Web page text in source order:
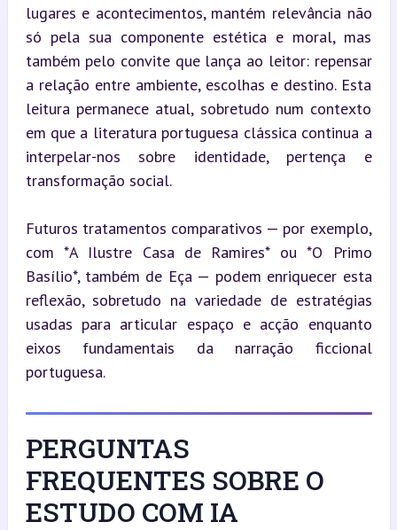
lugares e acontecimentos, mantém relevância não
só pela sua componente estética e moral, mas
também pelo convite que lança ao leitor: repensar
a relação entre ambiente, escolhas e destino. Esta
leitura permanece atual, sobretudo num contexto
em que a literatura portuguesa clássica continua a
interpelar-nos sobre identidade, pertença e
transformação social.
Futuros tratamentos comparativos — por exemplo,
com *A Ilustre Casa de Ramires* ou *O Primo
Basílio*, também de Eça — podem enriquecer esta
reflexão, sobretudo na variedade de estratégias
usadas para articular espaço e acção enquanto
eixos fundamentais da narração ficcional
portuguesa.
PERGUNTAS
FREQUENTES SOBRE O
ESTUDO COM IA